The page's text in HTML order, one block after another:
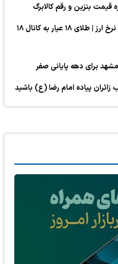
بنزین و رقم کالابرگ
عقب‌نشینی قیمت طلا در پی افت جزئی نرخ ارز | طلای ۱۸ عیار به کانال ۱۸
پیاده امام رضا (ع) باشید